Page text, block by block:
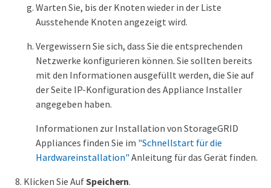
Warten Sie, bis der Knoten wieder in der Liste
Ausstehende Knoten angezeigt wird.
Vergewissern Sie sich, dass Sie die entsprechenden
Netzwerke konfigurieren können. Sie sollten bereits
mit den Informationen ausgefüllt werden, die Sie auf
der Seite IP-Konfiguration des Appliance Installer
angegeben haben.
Informationen zur Installation von StorageGRID
Appliances finden Sie im "Schnellstart für die
Hardwareinstallation" Anleitung für das Gerät finden.
Klicken Sie AufSpeichern.